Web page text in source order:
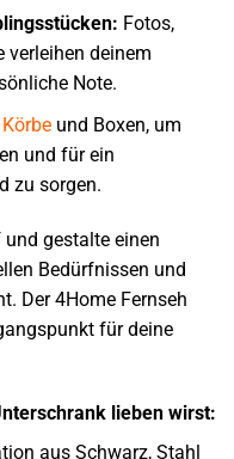
Fotos,
verleihen deinem
Note.
Körbeund Boxen, um
und für ein
zu sorgen.
gestalte einen
Bedürfnissen und
Der 4Home Fernseh
für deine
lieben wirst:
aus Schwarz, Stahl